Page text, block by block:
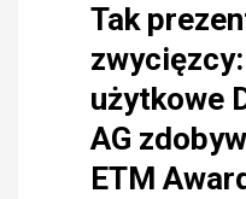
Tak
użytkowe
AG
ETM